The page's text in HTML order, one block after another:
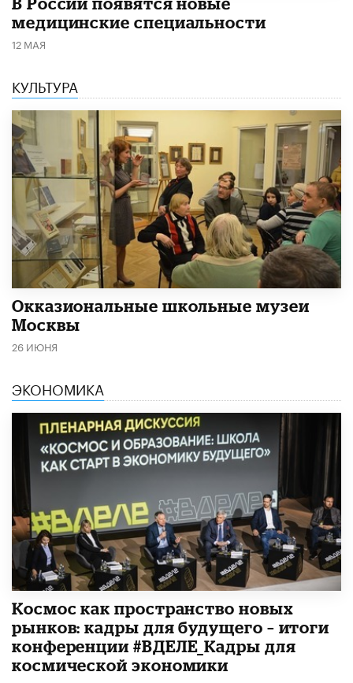
медицинские специальности
12 МАЯ
КУЛЬТУРА
​Окказиональные школьные музеи
Москвы
26 ИЮНЯ
ЭКОНОМИКА
Космос как пространство новых
рынков: кадры для будущего – итоги
конференции #ВДЕЛЕ_Кадры для
космической экономики